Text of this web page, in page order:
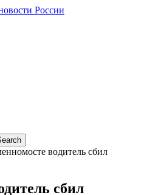
водитель сбил
сбил